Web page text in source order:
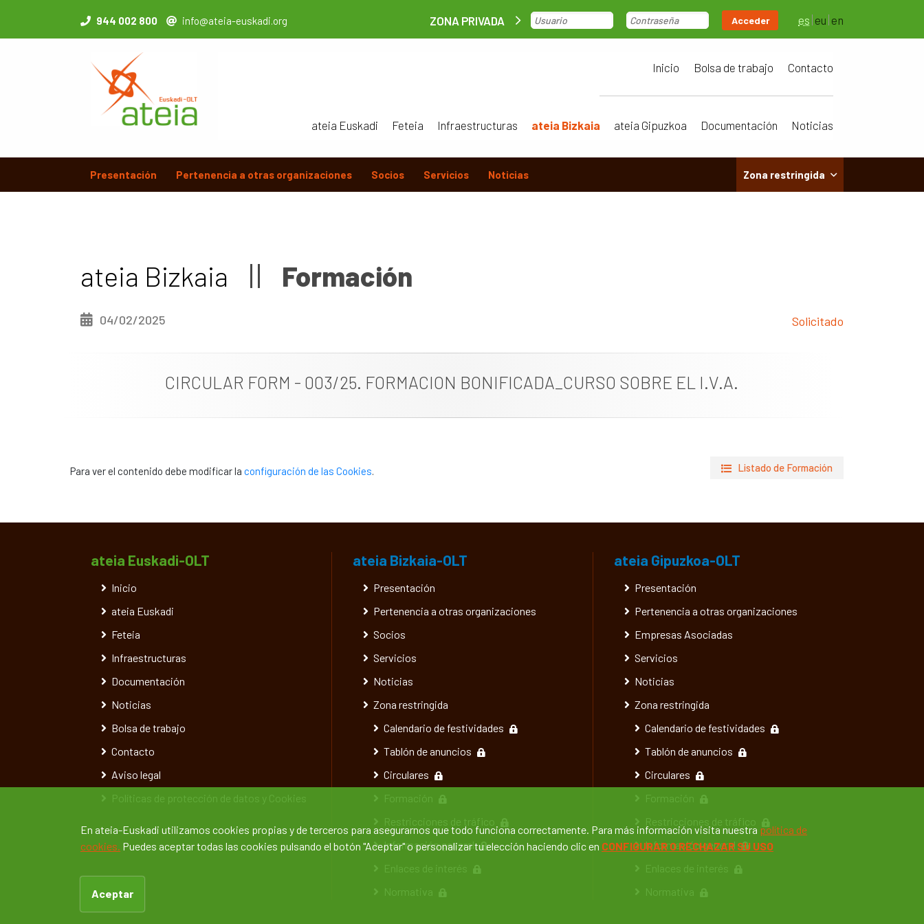
944 002 800 info@ateia-euskadi.org ZONA PRIVADA Acceder es eu en
Inicio Bolsa de trabajo Contacto
ateia Euskadi Feteia Infraestructuras ateia Bizkaia ateia Gipuzkoa Documentación Noticias
Presentación Pertenencia a otras organizaciones Socios Servicios Noticias Zona restringida
ateia Bizkaia Formación
04/02/2025 Solicitado
CIRCULAR FORM - 003/25. FORMACION BONIFICADA_CURSO SOBRE EL I.V.A.
Para ver el contenido debe modificar la configuración de las Cookies. Listado de Formación
ateia Euskadi-OLT
Inicio
ateia Euskadi
Feteia
Infraestructuras
Documentación
Noticias
Bolsa de trabajo
Contacto
Aviso legal
Políticas de protección de datos y Cookies
ateia Bizkaia-OLT
Presentación
Pertenencia a otras organizaciones
Socios
Servicios
Noticias
Zona restringida
Calendario de festividades
Tablón de anuncios
Circulares
Formación
Restricciones de tráfico
Información general
Enlaces de interés
Normativa
ateia Gipuzkoa-OLT
Presentación
Pertenencia a otras organizaciones
Empresas Asociadas
Servicios
Noticias
Zona restringida
Calendario de festividades
Tablón de anuncios
Circulares
Formación
Restricciones de tráfico
Información general
Enlaces de interés
Normativa
En ateia-Euskadi utilizamos cookies propias y de terceros para asegurarnos que todo funciona correctamente. Para más información visita nuestra política de
cookies. Puedes aceptar todas las cookies pulsando el botón "Aceptar" o personalizar tu elección haciendo clic en CONFIGURAR O RECHAZAR SU USO
Aceptar